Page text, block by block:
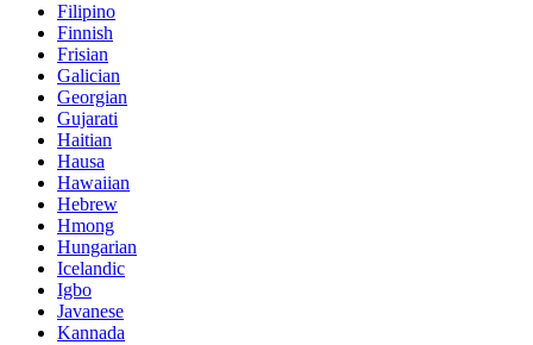
Filipino
Finnish
Frisian
Galician
Georgian
Gujarati
Haitian
Hausa
Hawaiian
Hebrew
Hmong
Hungarian
Icelandic
Igbo
Javanese
Kannada